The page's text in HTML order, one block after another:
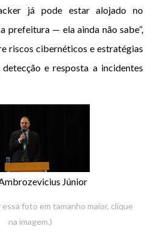
já pode estar alojado no
prefeitura — ela ainda não sabe”,
riscos cibernéticos e estratégias
detecção e resposta a incidentes
Júnior
essa foto em tamanho maior, clique
na imagem.)